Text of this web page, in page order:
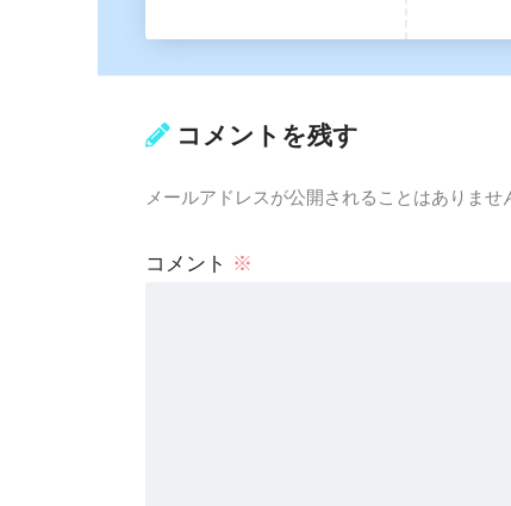
コメントを残す
メールアドレスが公開されることはありませ
コメント ※